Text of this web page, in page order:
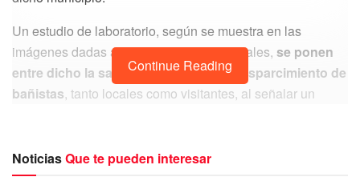
Un estudio de laboratorio, según se muestra en las
imágenes dadas a conocer en redes sociales, se ponen
entre dicho la salubridad del lugar de esparcimiento de
bañistas, tanto locales como visitantes, al señalar un
una bacteria riesgosa, estocon base a los análisis de
muestreo en campo.
Continue Reading
NoticiasQue te pueden interesar